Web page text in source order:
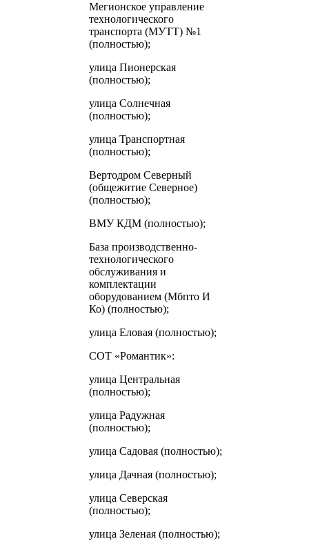
Мегионское управление
технологического
транспорта (МУТТ) №1
(полностью);
улица Пионерская
(полностью);
улица Солнечная
(полностью);
улица Транспортная
(полностью);
Вертодром Северный
(общежитие Северное)
(полностью);
ВМУ КДМ (полностью);
База производственно-
технологического
обслуживания и
комплектации
оборудованием (Мбпто И
Ко) (полностью);
улица Еловая (полностью);
СОТ «Романтик»:
улица Центральная
(полностью);
улица Радужная
(полностью);
улица Садовая (полностью);
улица Дачная (полностью);
улица Северская
(полностью);
улица Зеленая (полностью);